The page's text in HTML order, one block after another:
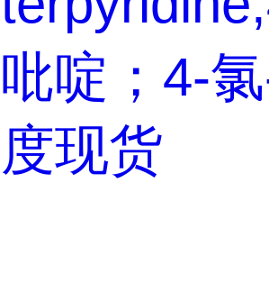
吡啶；4-
度现货